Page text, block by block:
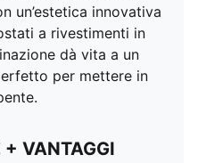
un’estetica innovativa
a rivestimenti in
dà vita a un
per mettere in
+ VANTAGGI